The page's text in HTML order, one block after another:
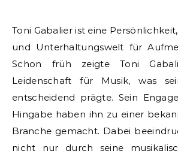
Toni Gabalier ist eine Persönlichkeit, die in der Musik-
und Unterhaltungswelt für
Schon früh zeigte Toni
Leidenschaft für Musik, was
entscheidend prägte. Sein
Hingabe haben ihn zu einer
Branche gemacht. Dabei
nicht nur durch seine